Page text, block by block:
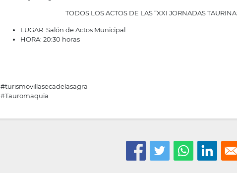
TODOS LOS ACTOS DE LAS “XXI JORNADAS
LUGAR: Salón de Actos Municipal
HORA: 20:30 horas
#turismovillasecadelasagra
#Tauromaquia